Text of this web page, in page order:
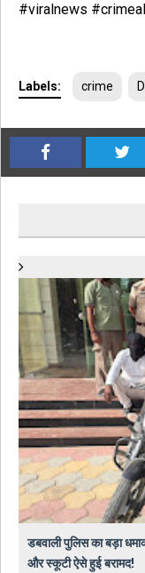
#viralnews
Labels: crime
डबवाली पुलिस का बड़ा
और स्कूटी ऐसे हुई बरामद!